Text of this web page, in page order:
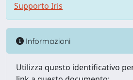
Supporto Iris
Informazioni
Utilizza questo identificativo